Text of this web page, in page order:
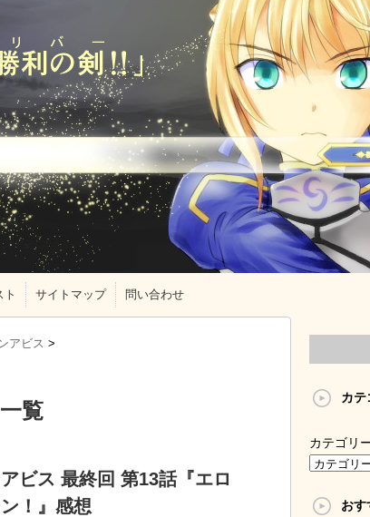
ト サイトマップ 問い合わせ
アビス >
覧
ビス 最終回 第13話『エロ
！』感想
カテ
カテゴリ
お